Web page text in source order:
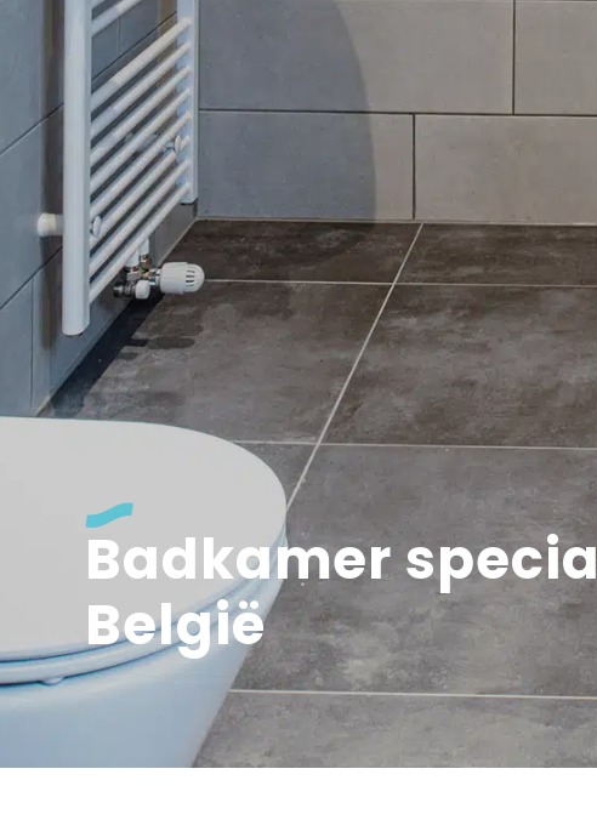
Badkamer
België